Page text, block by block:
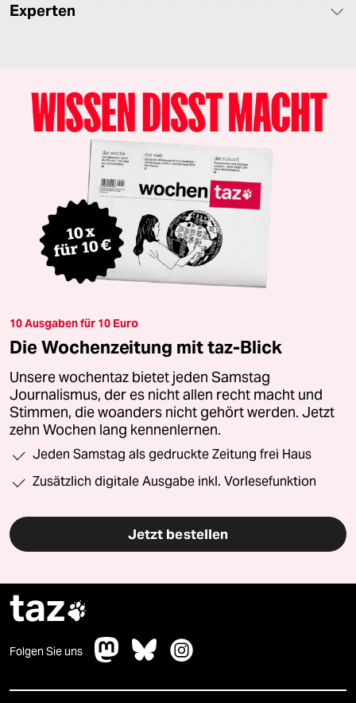
Experten
10 Ausgaben für 10 Euro
Die Wochenzeitung mit taz-Blick
Unsere wochentaz bietet jeden Samstag
Journalismus, der es nicht allen recht macht und
Stimmen, die woanders nicht gehört werden. Jetzt
zehn Wochen lang kennenlernen.
Jeden Samstag als gedruckte Zeitung frei Haus
Zusätzlich digitale Ausgabe inkl. Vorlesefunktion
Jetzt bestellen
taz
Folgen Sie uns